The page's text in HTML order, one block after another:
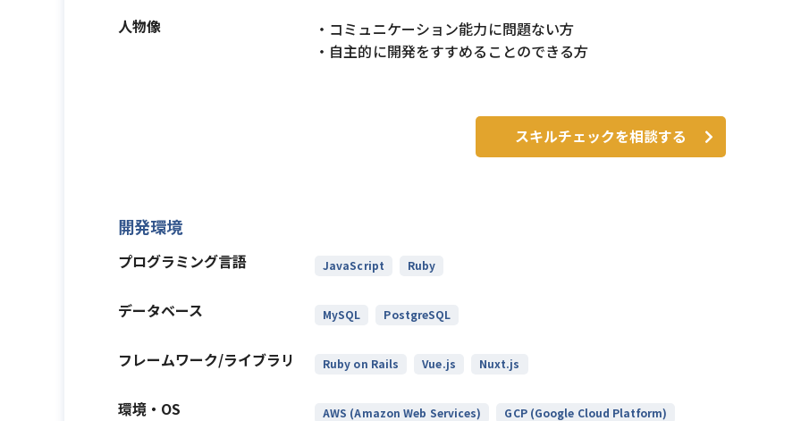
人物像
・コミュニケーション能力に問題ない方
・自主的に開発をすすめることのできる方
スキルチェックを相談する
開発環境
プログラミング言語 JavaScript Ruby
データベース MySQL PostgreSQL
フレームワーク/ライブラリ Ruby on Rails Vue.js Nuxt.js
環境・OS AWS (Amazon Web Services) GCP (Google Cloud Platform)